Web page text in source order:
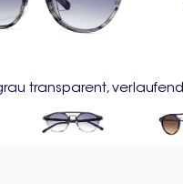
transparent, verlaufend